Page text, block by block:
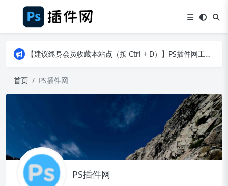
【建议终身会员收藏本站点（按 Ctrl + D）】PS插件网工作日8：30准时更新！（特殊原因除外）
【建议终身会员收藏本站点（按 Ctrl + D）】PS插件网工作日8：30准时更新！（特殊原因除外）
首页 PS插件网
PS插件网